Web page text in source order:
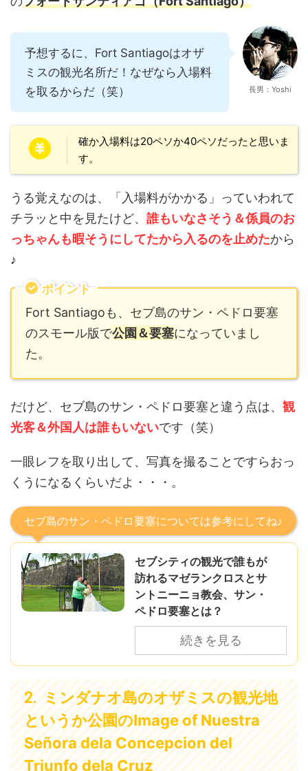
予想するに、Fort Santiagoはオザ
ミスの観光名所だ！なぜなら入場料
を取るからだ（笑）
長男：Yoshi
確か入場料は20ペソか40ペソだったと思いま
す。
うる覚えなのは、「入場料がかかる」っていわれて
チラッと中を見たけど、 誰もいなさそう＆係員のお
っちゃんも暇そうにしてたから入るのを止めたから
♪
ポイント
Fort Santiagoも、セブ島のサン・ペドロ要塞
のスモール版で公園＆要塞になっていまし
た。
だけど、セブ島のサン・ペドロ要塞と違う点は、 観
光客＆外国人は誰もいないです（笑）
一眼レフを取り出して、写真を撮ることですらおっ
くうになるくらいだよ・・・。
セブ島のサン・ペドロ要塞については参考にしてね♪
セブシティの観光で誰もが
訪れるマゼランクロスとサ
ントニーニョ教会、サン・
ペドロ要塞とは？
続きを見る
ミンダナオ島のオザミスの観光地
というか公園のImage of Nuestra
Señora dela Concepcion del
Triunfo dela Cruz